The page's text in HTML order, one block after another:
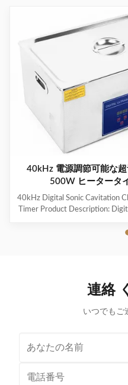
40kHz 電源調節可能な
500W ヒータータ
40kHz Digital Sonic Cavitation
Timer Product Description:
powerful and efficient cleaning
cleaner is ideal for cleaning
連絡
いつでもご